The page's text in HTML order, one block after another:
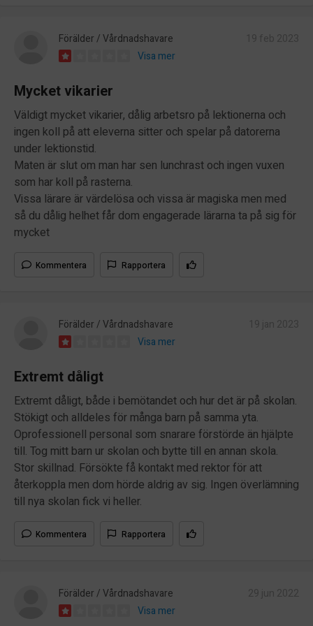
Förälder / Vårdnadshavare
Visa mer
Mycket vikarier
Väldigt mycket vikarier, dålig arbetsro på lektionerna och
ingen koll på att eleverna sitter och spelar på datorerna
under lektionstid.
Maten är slut om man har sen lunchrast och ingen vuxen
som har koll på rasterna.
Vissa lärare är värdelösa och vissa är magiska men med
så du dålig helhet får dom engagerade lärarna ta på sig för
mycket
Kommentera Rapportera
Förälder / Vårdnadshavare
Visa mer
Extremt dåligt
Extremt dåligt, både i bemötandet och hur det är på skolan.
Stökigt och alldeles för många barn på samma yta.
Oprofessionell personal som snarare förstörde än hjälpte
till. Tog mitt barn ur skolan och bytte till en annan skola.
Stor skillnad. Försökte få kontakt med rektor för att
återkoppla men dom hörde aldrig av sig. Ingen överlämning
till nya skolan fick vi heller.
Kommentera Rapportera
Förälder / Vårdnadshavare
Visa mer